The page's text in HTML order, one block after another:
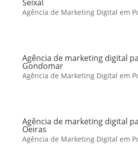
Seixal
Agência de Marketing Digital em
Agência de marketing digital
Gondomar
Agência de Marketing Digital em
Agência de marketing digital
Oeiras
Agência de Marketing Digital em